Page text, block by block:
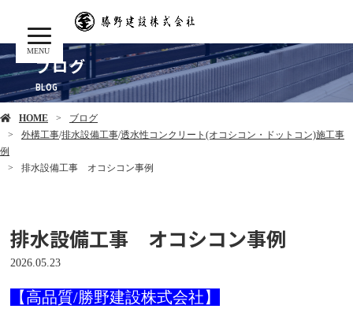
MENU
ブログ
HOME
ブログ
外構工事/排水設備工事/透水性コンクリート(オコシコン・ドットコン)施工事
例
排水設備工事 オコシコン事例
排水設備工事 オコシコン事例
2026.05.23
【高品質/勝野建設株式会社】